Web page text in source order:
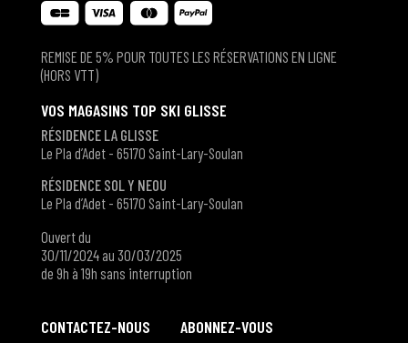
REMISE DE 5% POUR TOUTES LES RÉSERVATIONS EN LIGNE
(HORS VTT)
VOS MAGASINS TOP SKI GLISSE
RÉSIDENCE LA GLISSE
Le Pla d’Adet - 65170 Saint-Lary-Soulan
RÉSIDENCE SOL Y NEOU
Le Pla d’Adet - 65170 Saint-Lary-Soulan
Ouvert du
30/11/2024 au 30/03/2025
de 9h à 19h sans interruption
CONTACTEZ-NOUS ABONNEZ-VOUS